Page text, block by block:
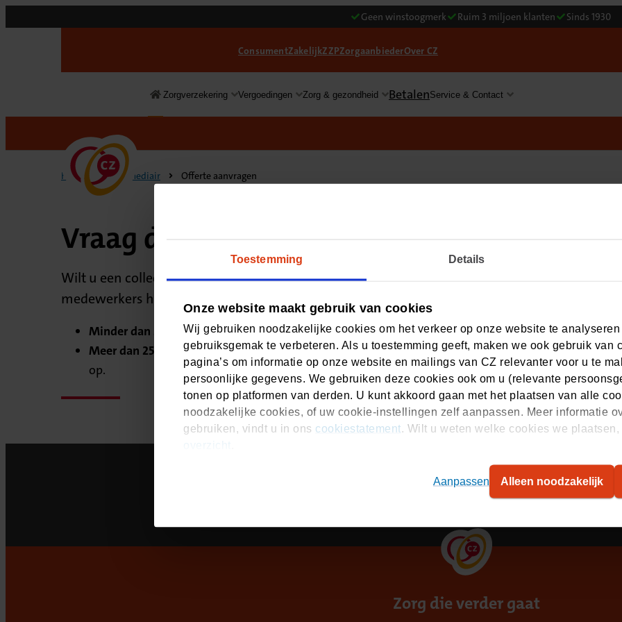
Toestemming Details
Onze website maakt gebruik van cookies
Wij gebruiken noodzakelijke cookies om het verkeer op onze website te
gebruiksgemak te verbeteren. Als u toestemming geeft, maken we ook gebruik van
pagina’s om informatie op onze website en mailings van CZ relevanter voor u te
persoonlijke gegevens. We gebruiken deze cookies ook om u (relevante
tonen op platformen van derden. U kunt akkoord gaan met het plaatsen van alle
noodzakelijke cookies, of uw cookie-instellingen zelf aanpassen. Meer informatie
gebruiken, vindt u in ons cookiestatement. Wilt u weten welke cookies we
Alleen noodzakelijk
Aanpassen
Geen winstoogmerk Ruim 3 miljoen klanten Sinds 1930
ConsumentZakelijkZZPZorgaanbiederOver CZ
Zorgverzekering Vergoedingen Zorg & gezondheid BetalenService & Contact
Home Intermediair Offerte aanvragen
Vraag direct uw offerte aan
Wilt u een collectieve zorgverzekering voor uw zakelijke klant ontvangen? Of uw zakelijke
medewerkers heeft: u kunt in beide gevallen het onderstaande formulier invullen.
Minder dan 250 medewerkers?U ontvangt direct ons aanbod per mail.
Meer dan 250 medewerkers?Wij nemen binnen 2 werkdagen contact met u op om uw wensen te
op.
Disclaimer Sitemap
Zorg die verder gaat